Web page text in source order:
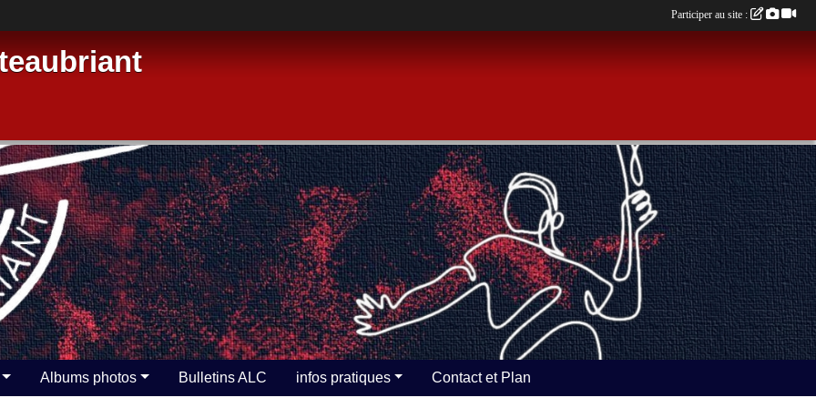
Albums photos Bulletins ALC infos pratiques Contact et Plan
Participer au site :